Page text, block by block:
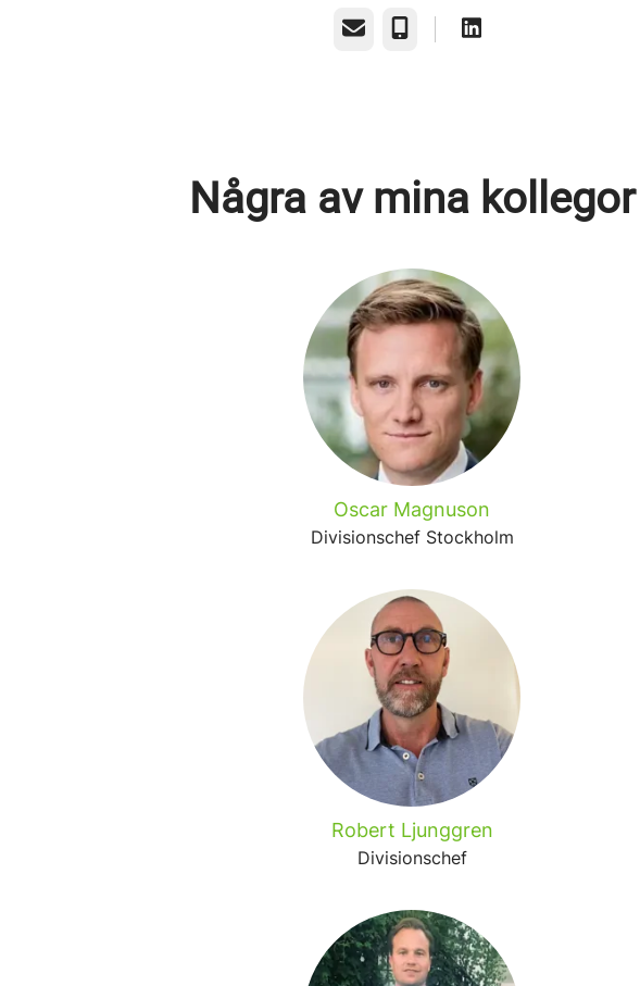
E-postTelefon
Några av mina kollegor
Oscar Magnuson
Divisionschef Stockholm
Robert Ljunggren
Divisionschef